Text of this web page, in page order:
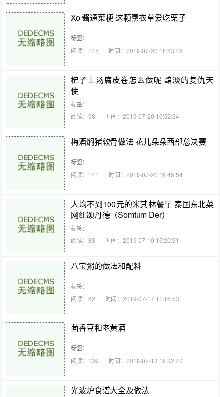
Xo 酱通菜梗 这颗薰衣草爱吃栗子
标签：
阅读：145
时间：2019-07-20 16:53:48
杞子上汤腐皮卷怎么做呢 黯淡的复仇天
使
标签：
阅读：98
时间：2019-07-20 16:52:34
梅酒焖猪软骨做法 花儿朵朵西部总决赛
标签：
阅读：141
时间：2019-07-20 16:45:54
人均不到100元的米其林餐厅 泰国东北菜
网红颂丹德（Somtum Der）
标签：
阅读：83
时间：2019-07-19 15:20:31
八宝粥的做法和配料
标签：
阅读：62
时间：2019-07-17 11:16:53
茴香豆和老黄酒
标签：
阅读：139
时间：2019-07-13 19:32:40
光波炉食谱大全及做法